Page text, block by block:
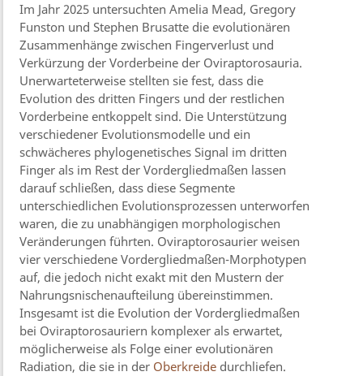
Im Jahr 2025 untersuchten Amelia Mead, Gregory
Funston und Stephen Brusatte die evolutionären
Zusammenhänge zwischen Fingerverlust und
Verkürzung der Vorderbeine der Oviraptorosauria.
Unerwarteterweise stellten sie fest, dass die
Evolution des dritten Fingers und der restlichen
Vorderbeine entkoppelt sind. Die Unterstützung
verschiedener Evolutionsmodelle und ein
schwächeres phylogenetisches Signal im dritten
Finger als im Rest der Vordergliedmaßen lassen
darauf schließen, dass diese Segmente
unterschiedlichen Evolutionsprozessen unterworfen
waren, die zu unabhängigen morphologischen
Veränderungen führten. Oviraptorosaurier weisen
vier verschiedene Vordergliedmaßen-Morphotypen
auf, die jedoch nicht exakt mit den Mustern der
Nahrungsnischenaufteilung übereinstimmen.
Insgesamt ist die Evolution der Vordergliedmaßen
bei Oviraptorosauriern komplexer als erwartet,
möglicherweise als Folge einer evolutionären
Radiation, die sie in der Oberkreide durchliefen.